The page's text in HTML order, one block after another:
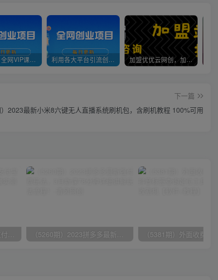
官方正品 全网VIP课程 无损下载~ 利用各大平台引流创业粉，做知识付费系统，卖会员，卖课程，实现日入几百几千 加盟优优云网创，加盟搭建同款知识付费资源网站，实现长期稳定被动收入~
下一篇
2023最新小米8六键无人直播系统刷机包，含刷机教程 100%可用